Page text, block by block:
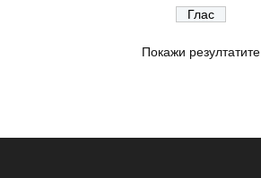
Покажи резултатите